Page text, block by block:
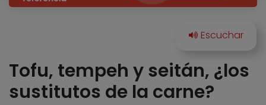
Tofu, tempeh y seitán, ¿los
sustitutos de la carne?